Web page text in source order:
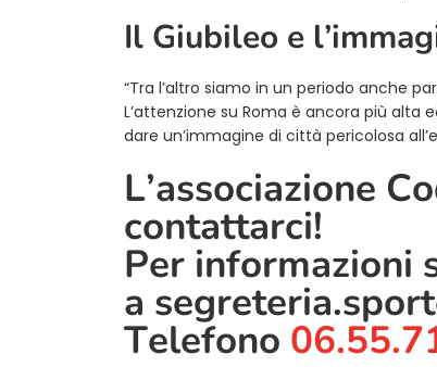
Il Giubileo e
“Tra l’altro siamo in un periodo anche
L’attenzione su Roma è ancora più alta
dare un’immagine di città pericolosa
L’associazione
contattarci!
Per informazioni
a
Telefono